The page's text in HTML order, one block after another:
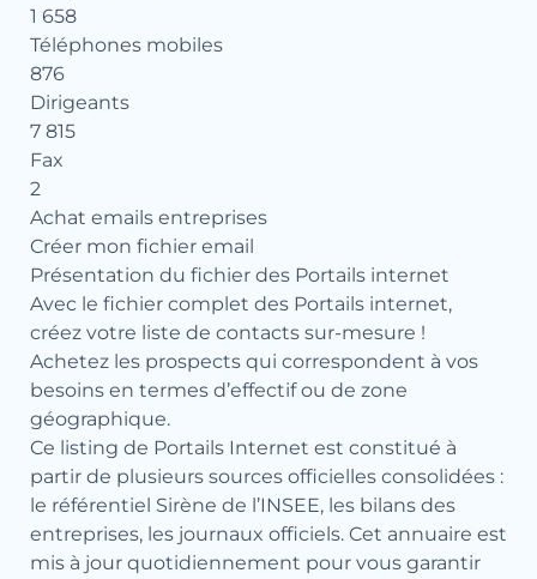
1 658
Téléphones mobiles
876
Dirigeants
7 815
Fax
2
Achat emails entreprises
Créer mon fichier email
Présentation du fichier des Portails internet
Avec le fichier complet des Portails internet,
créez votre liste de contacts sur-mesure !
Achetez les prospects qui correspondent à vos
besoins en termes d’effectif ou de zone
géographique.
Ce listing de Portails Internet est constitué à
partir de plusieurs sources officielles consolidées :
le référentiel Sirène de l’INSEE, les bilans des
entreprises, les journaux officiels. Cet annuaire est
mis à jour quotidiennement pour vous garantir